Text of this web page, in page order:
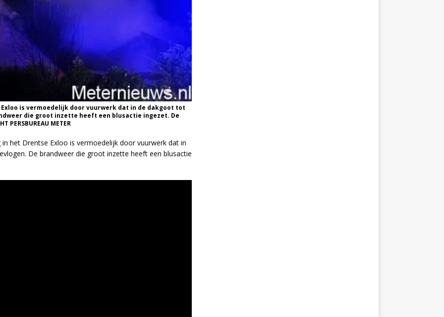
Exloo is vermoedelijk door vuurwerk dat in de dakgoot tot
die groot inzette heeft een blusactie ingezet. De
PERSBUREAU METER
het Drentse Exloo is vermoedelijk door vuurwerk dat in
De brandweer die groot inzette heeft een blusactie